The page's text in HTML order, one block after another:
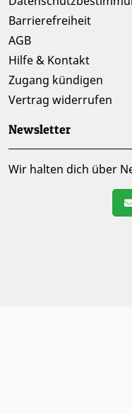
Barrierefreiheit
AGB
Hilfe & Kontakt
Zugang kündigen
Vertrag widerrufen
Newsletter
Wir halten dich über